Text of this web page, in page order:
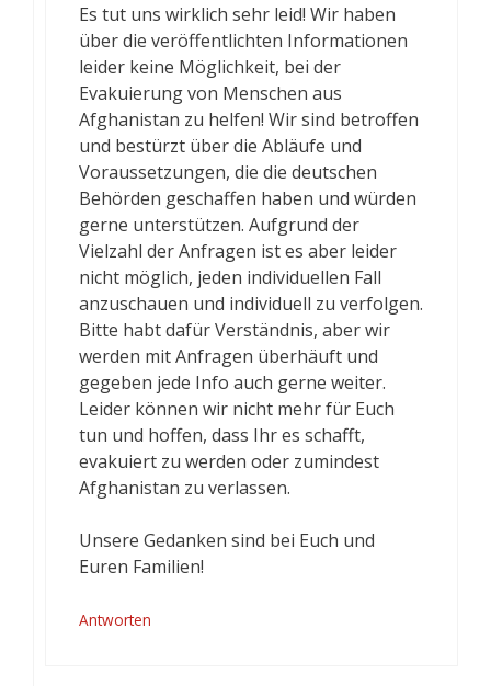
Es tut uns wirklich sehr leid! Wir haben
über die veröffentlichten Informationen
leider keine Möglichkeit, bei der
Evakuierung von Menschen aus
Afghanistan zu helfen! Wir sind betroffen
und bestürzt über die Abläufe und
Voraussetzungen, die die deutschen
Behörden geschaffen haben und würden
gerne unterstützen. Aufgrund der
Vielzahl der Anfragen ist es aber leider
nicht möglich, jeden individuellen Fall
anzuschauen und individuell zu verfolgen.
Bitte habt dafür Verständnis, aber wir
werden mit Anfragen überhäuft und
gegeben jede Info auch gerne weiter.
Leider können wir nicht mehr für Euch
tun und hoffen, dass Ihr es schafft,
evakuiert zu werden oder zumindest
Afghanistan zu verlassen.
Unsere Gedanken sind bei Euch und
Euren Familien!
Antworten